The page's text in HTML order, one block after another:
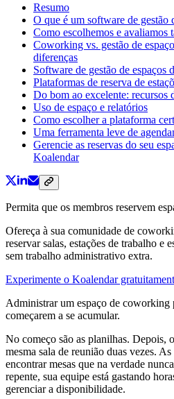
Resumo
O que é um software de gestão
Como escolhemos e avaliamos
Coworking vs. gestão de
diferenças
Software de gestão de espaços
Plataformas de reserva de
Do bom ao excelente:
Uso de espaço e relatórios
Como escolher a plataforma
Uma ferramenta leve de
Gerencie as reservas do seu
Koalendar
Permita que os membros reservem
Ofereça à sua comunidade de
reservar salas, estações de trabalho e
sem trabalho administrativo extra.
Experimente o Koalendar
Administrar um espaço de coworking
começarem a se acumular.
No começo são as planilhas. Depois,
mesma sala de reunião duas vezes.
encontrar mesas que na verdade
repente, sua equipe está gastando
gerenciar a disponibilidade.